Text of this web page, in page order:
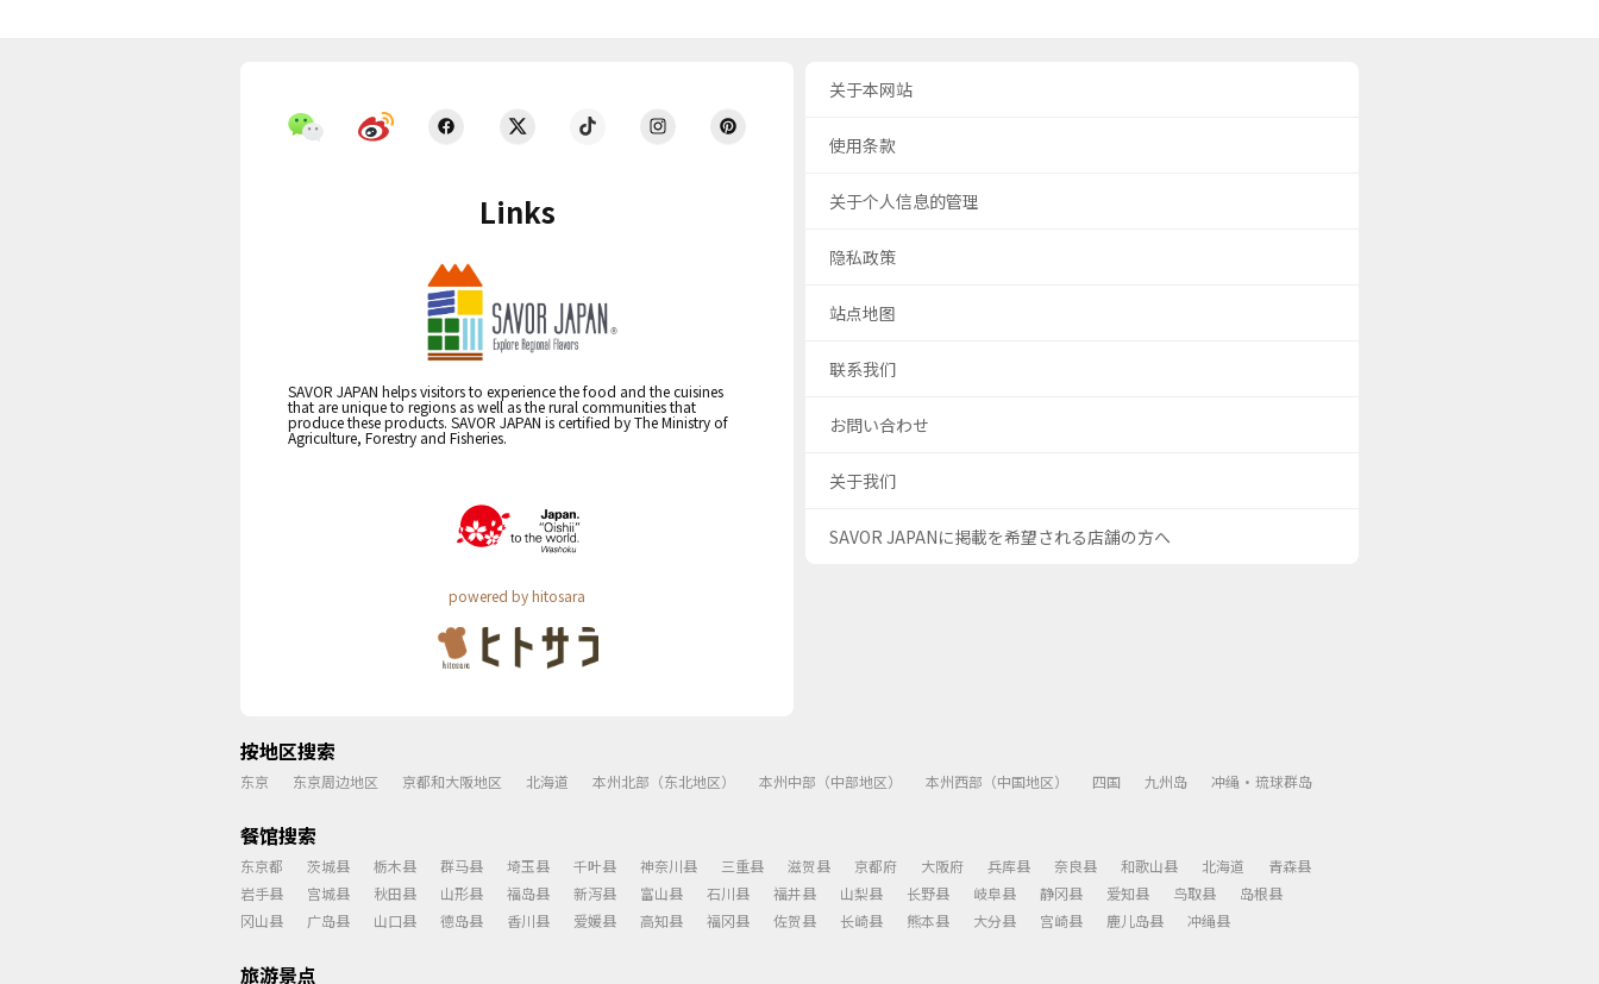
Links
SAVOR JAPAN helps visitors to experience the food and the cuisines
that are unique to regions as well as the rural communities that
produce these products. SAVOR JAPAN is certified by The Ministry of
Agriculture, Forestry and Fisheries.
powered by hitosara
关于本网站
使用条款
关于个人信息的管理
隐私政策
站点地图
联系我们
お問い合わせ
关于我们
SAVOR JAPANに掲載を希望される店舗の方へ
按地区搜索
东京 东京周边地区 京都和大阪地区 北海道 本州北部（东北地区） 本州中部（中部地区） 本州西部（中国地区） 四国 九州岛 冲绳・琉球群岛
餐馆搜索
东京都 茨城县 栃木县 群马县 埼玉县 千叶县 神奈川县 三重县 滋贺县 京都府 大阪府 兵库县 奈良县 和歌山县 北海道
青森县
岩手县
宫城县 秋田县 山形县 福岛县 新泻县 富山县 石川县 福井县 山梨县 长野县 岐阜县 静冈县 爱知县 鸟取县
岛根县
冈山县
广岛县 山口县 德岛县 香川县 爱媛县 高知县 福冈县 佐贺县 长崎县 熊本县 大分县 宫崎县 鹿儿岛县 冲绳县
旅游景点